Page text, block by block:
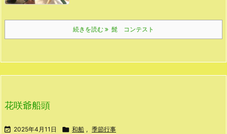
続きを読む 髭 コンテスト
花咲爺船頭
 2025年4月11日  和船 , 季節行事